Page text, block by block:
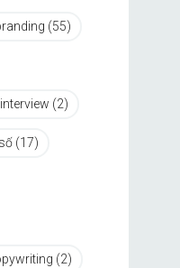
(55)
(2)
(17)
(2)